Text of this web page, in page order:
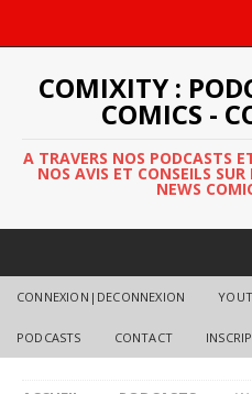
COMIXITY :
COMICS -
A TRAVERS NOS PODCASTS
NOS AVIS ET CONSEILS SUR
NEWS
CONNEXION|DECONNEXION
PODCASTS CONTACT